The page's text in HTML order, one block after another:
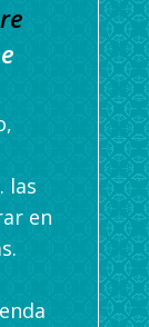
las
en